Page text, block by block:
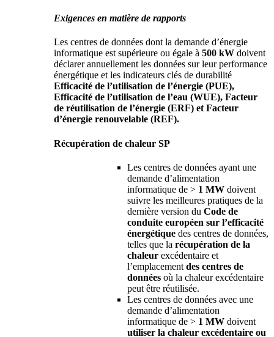
Exigences en matière de rapports
Les centres de données dont la demande d’énergie
informatique est supérieure ou égale à 500 kW doivent
déclarer annuellement les données sur leur performance
énergétique et les indicateurs clés de durabilité
Efficacité de l’utilisation de l’énergie (PUE),
Efficacité de l’utilisation de l’eau (WUE), Facteur
de réutilisation de l’énergie (ERF) et Facteur
d’énergie renouvelable (REF).
Récupération de chaleur SP
Les centres de données ayant une
demande d’alimentation
informatique de > 1 MW doivent
suivre les meilleures pratiques de la
dernière version du Code de
conduite européen sur l’efficacité
énergétique des centres de données,
telles que la récupération de la
chaleur excédentaire et
l’emplacement des centres de
données où la chaleur excédentaire
peut être réutilisée.
Les centres de données avec une
demande d’alimentation
informatique de > 1 MW doivent
utiliser la chaleur excédentaire ou